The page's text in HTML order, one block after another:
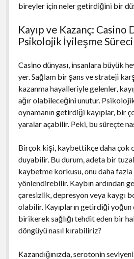
bireyler için neler getirdiğini bir
Kayıp ve Kazanç: Casino
Psikolojik İyileşme Süreci
Casino dünyası, insanlara büyük
yer. Sağlam bir şans ve strateji
kazanma hayalleriyle gelenler,
ağır olabileceğini unutur.
oynamanın getirdiği kayıplar, bir
yaralar açabilir. Peki, bu süreçte
Birçok kişi, kaybettikçe daha çok
duyabilir. Bu durum, adeta bir
kaybetme korkusu, onu daha
yönlendirebilir. Kaybın ardından
çaresizlik, depresyon veya kaygı
olabilir. Kayıpların getirdiği yoğun
birikerek sağlığı tehdit eden bir
döngüyü nasıl kırabiliriz?
Kazandığınızda, serotonin